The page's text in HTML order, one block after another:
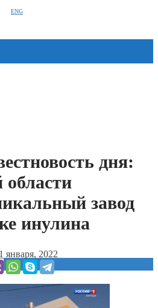
ENG
дня:
завод
инулина
января, 2022